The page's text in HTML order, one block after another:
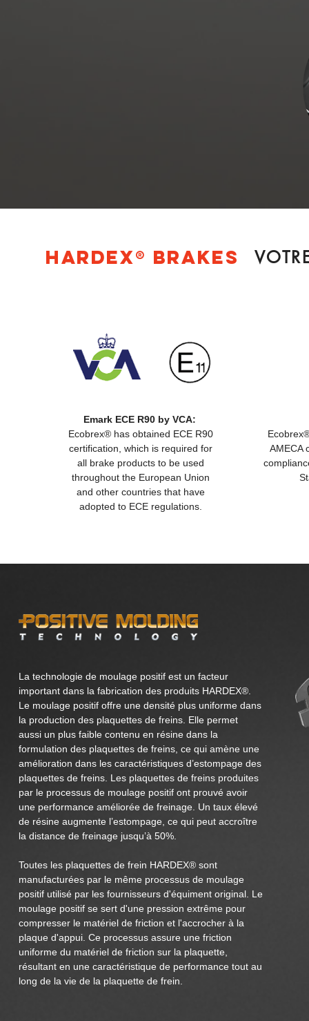
Hardex® BRAKES
Emark ECE R90 by VCA:
Ecobrex® has obtained ECE R90
certification, which is required for
all brake products to be used
throughout the European Union
and other countries that have
adopted to ECE regulations.
AMECA
La technologie de moulage positif est un facteur
important dans la fabrication des produits HARDEX®.
Le moulage positif offre une densité plus uniforme dans
la production des plaquettes de freins. Elle permet
aussi un plus faible contenu en résine dans la
formulation des plaquettes de freins, ce qui amène une
amélioration dans les caractéristiques d’estompage des
plaquettes de freins. Les plaquettes de freins produites
par le processus de moulage positif ont prouvé avoir
une performance améliorée de freinage. Un taux élevé
de résine augmente l’estompage, ce qui peut accroître
la distance de freinage jusqu’à 50%.
Toutes les plaquettes de frein HARDEX® sont
manufacturées par le même processus de moulage
positif utilisé par les fournisseurs d'équiment original. Le
moulage positif se sert d'une pression extrême pour
compresser le matériel de friction et l'accrocher à la
plaque d'appui. Ce processus assure une friction
uniforme du matériel de friction sur la plaquette,
résultant en une caractéristique de performance tout au
long de la vie de la plaquette de frein.